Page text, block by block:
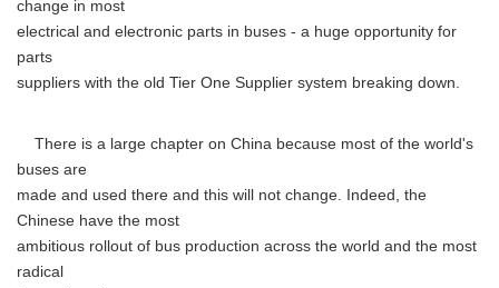
change in most
electrical and electronic parts in buses - a huge opportunity for
parts
suppliers with the old Tier One Supplier system breaking down.
There is a large chapter on China because most of the world's
buses are
made and used there and this will not change. Indeed, the
Chinese have the most
ambitious rollout of bus production across the world and the most
radical